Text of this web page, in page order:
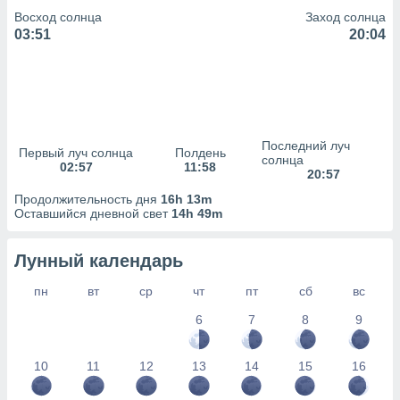
доступ
Восход солнца
03:51
Заход солнца
20:04
Первый луч солнца
02:57
Полдень
11:58
Последний луч
солнца
20:57
Продолжительность дня 16h 13m
Оставшийся дневной свет 14h 49m
Лунный календарь
пн вт ср чт пт сб
вс
6
7 8 9
10 11 12 13 14 15 16